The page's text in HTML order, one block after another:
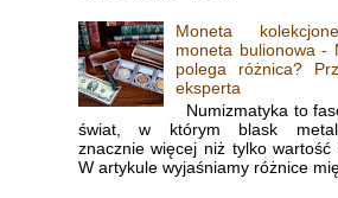
Moneta
moneta bulionowa -
polega różnica?
eksperta
Numizmatyka to
świat, w którym blask
znacznie więcej niż tylko wartość
W artykule wyjaśniamy różnice